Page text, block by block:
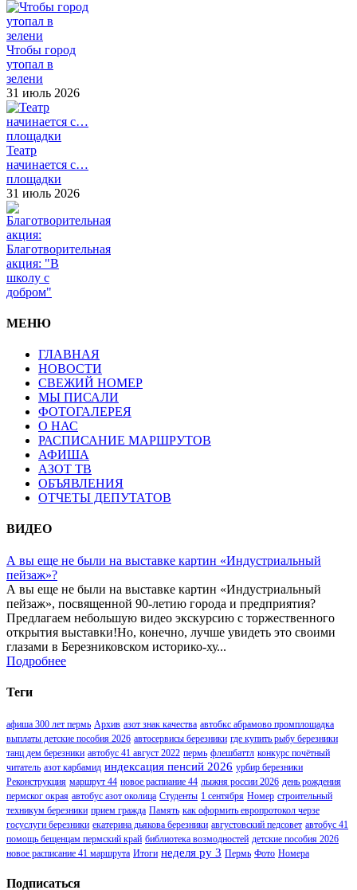
Чтобы город
утопал в
зелени
31 июль 2026
Театр
начинается с…
площадки
31 июль 2026
Благотворительная
акция: "В
школу с
добром"
МЕНЮ
ГЛАВНАЯ
НОВОСТИ
СВЕЖИЙ НОМЕР
МЫ ПИСАЛИ
ФОТОГАЛЕРЕЯ
О НАС
РАСПИСАНИЕ МАРШРУТОВ
АФИША
АЗОТ ТВ
ОБЪЯВЛЕНИЯ
ОТЧЕТЫ ДЕПУТАТОВ
ВИДЕО
А вы еще не были на выставке картин «Индустриальный
пейзаж»?
А вы еще не были на выставке картин «Индустриальный
пейзаж», посвященной 90-летию города и предприятия?
Предлагаем небольшую видео экскурсию с торжественного
открытия выставки!Но, конечно, лучше увидеть это своими
глазами в Березниковском историко-ху...
Подробнее
Теги
афиша 300 лет пермь Архив азот знак качества автобкс абрамово промплощадка
выплаты детские пособия 2026 автосервисы березники где купить рыбу березники
танц дем березники автобус 41 август 2022 пермь флешбаттл конкурс почётный
читатель азот карбамид индексация пенсий 2026 урбир березники
Реконструкция маршрут 44 новое распиание 44 лыжня россии 2026 день рождения
пермског окрая автобус азот околица Студенты 1 сентября Номер строительный
техникум березники прием гражда Память как оформить европротокол черзе
госуслуги березники екатерина дьякова березники августовский педсовет автобус 41
помощь бещенцам пермский край библиотека возмодностей детские пособия 2026
новое расписание 41 маршрута Итоги неделя ру 3 Пермь Фото Номера
Подписаться